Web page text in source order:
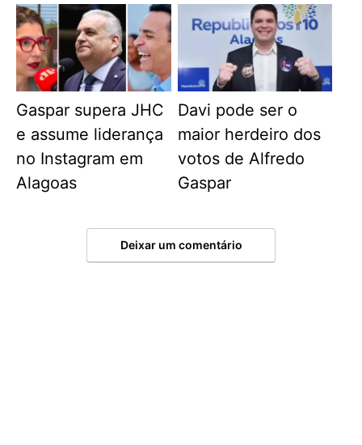
Gaspar supera JHC
e assume liderança
no Instagram em
Alagoas
Davi pode ser o
maior herdeiro dos
votos de Alfredo
Gaspar
Deixar um comentário